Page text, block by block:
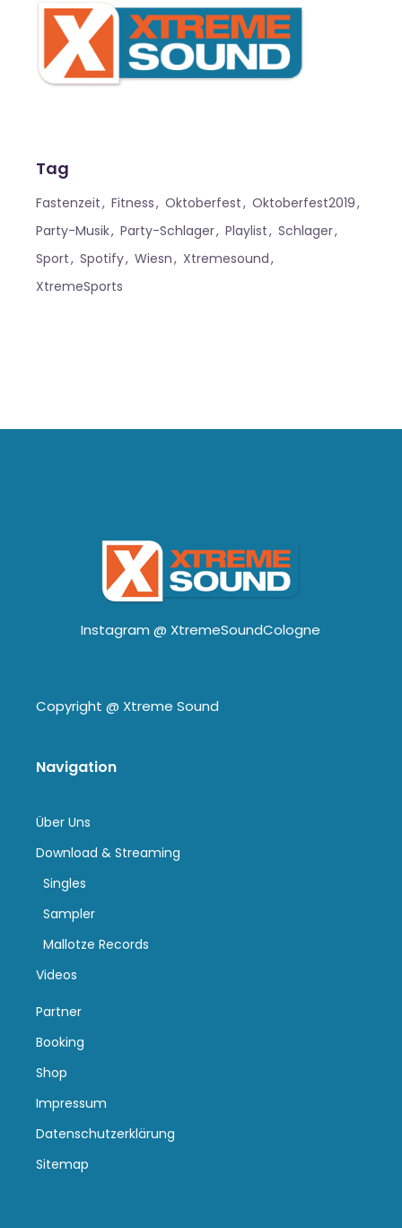
Tag
Fastenzeit Fitness Oktoberfest
Oktoberfest2019
Party-Musik
Party-Schlager Playlist
Schlager
Sport
Spotify Wiesn
Xtremesound
XtremeSports
Instagram @ XtremeSoundCologne
Copyright @ Xtreme Sound
Navigation
Über Uns
Download & Streaming
Singles
Sampler
Mallotze Records
Videos
Partner
Booking
Shop
Impressum
Datenschutzerklärung
Sitemap